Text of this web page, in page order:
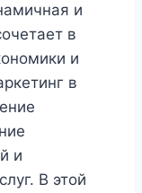
и
в
и
в
и
В этой